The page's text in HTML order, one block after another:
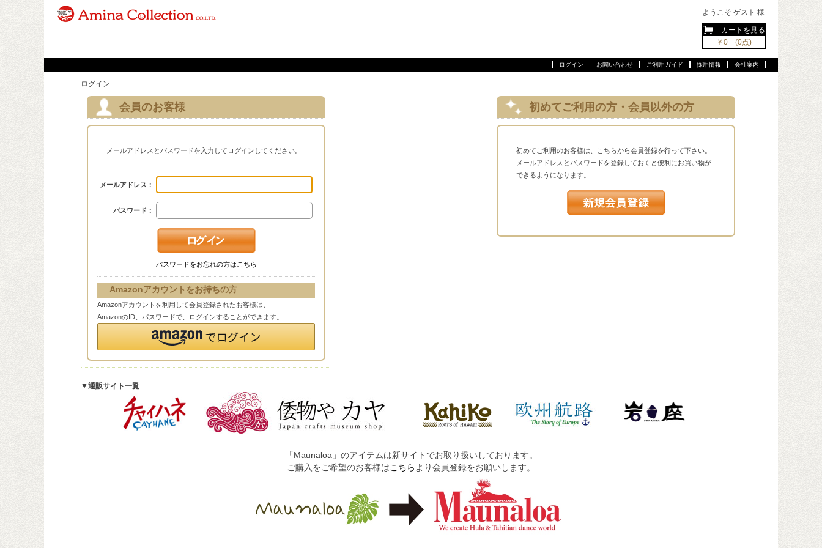
ようこそ ゲスト 様
カートを見る
￥0 (0点)
会社案内
採用情報
ご利用ガイド
お問い合わせ
ログイン
ログイン
会員のお客様
メールアドレスとパスワードを入力してログインしてください。
メールアドレス：
パスワード：
パスワードをお忘れの方はこちら
Amazonアカウントをお持ちの方
Amazonアカウントを利用して会員登録されたお客様は、
AmazonのID、パスワードで、ログインすることができます。
初めてご利用の方・会員以外の方
初めてご利用のお客様は、こちらから会員登録を行って下さい。
メールアドレスとパスワードを登録しておくと便利にお買い物が
できるようになります。
▼通販サイト一覧
「Maunaloa」のアイテムは新サイトでお取り扱いしております。
ご購入をご希望のお客様はこちら より会員登録をお願いします。